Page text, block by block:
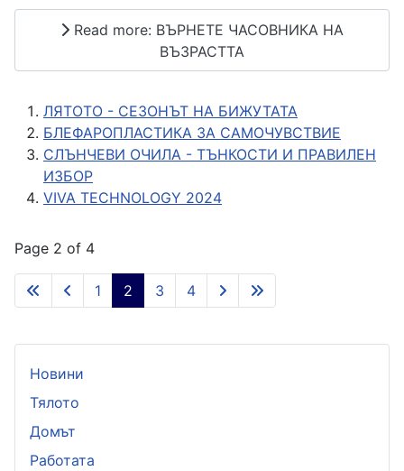
Read more: ВЪРНЕТЕ ЧАСОВНИКА НА
ВЪЗРАСТТА
ЛЯТОТО - СЕЗОНЪТ НА БИЖУТАТА
БЛЕФАРОПЛАСТИКА ЗА САМОЧУВСТВИЕ
СЛЪНЧЕВИ ОЧИЛА - ТЪНКОСТИ И ПРАВИЛЕН
ИЗБОР
VIVA TECHNOLOGY 2024
Page 2 of 4
1 2 3 4
Новини
Тялото
Домът
Работата